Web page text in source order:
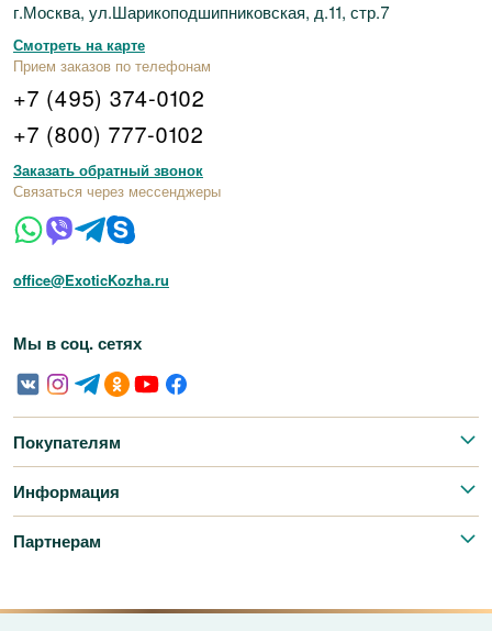
г.Москва, ул.Шарикоподшипниковская, д.11, стр.7
Смотреть на карте
Прием заказов по телефонам
+7 (495) 374-0102
+7 (800) 777-0102
Заказать обратный звонок
Связаться через мессенджеры
office@ExoticKozha.ru
Мы в соц. сетях
Покупателям
Информация
Партнерам